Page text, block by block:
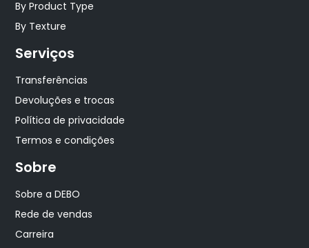
By Product Type
By Texture
Serviços
Transferências
Devoluções e trocas
Política de privacidade
Termos e condições
Sobre
Sobre a DEBO
Rede de vendas
Carreira